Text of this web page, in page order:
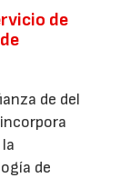
de
de del
de